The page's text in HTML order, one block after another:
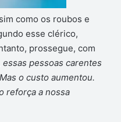
como os roubos e
esse clérico,
prossegue, com
pessoas carentes
o custo aumentou.
reforça a nossa